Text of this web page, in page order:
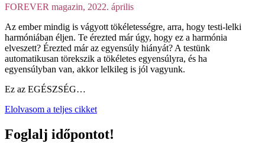
FOREVER magazin, 2022. április
Az ember mindig is vágyott tökéletességre, arra, hogy testi-lelki
harmóniában éljen. Te érezted már úgy, hogy ez a harmónia
elveszett? Érezted már az egyensúly hiányát? A testünk
automatikusan törekszik a tökéletes egyensúlyra, és ha
egyensúlyban van, akkor lelkileg is jól vagyunk.
Ez az EGÉSZSÉG…
Elolvasom a teljes cikket
Foglalj időpontot!